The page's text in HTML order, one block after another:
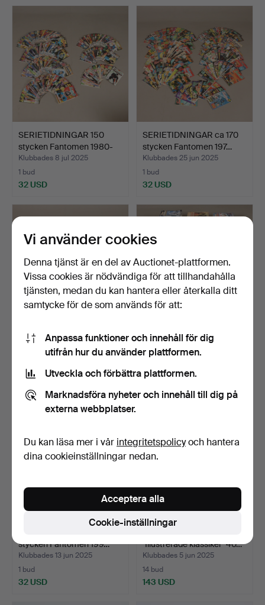
SERIETIDNINGAR 150
stycken Fantomen 1980-
0…
Klubbades 8 jul 2025
1 bud
32 USD
SERIETIDNINGAR ca 170
stycken Fantomen 197…
Klubbades 25 jun 2025
1 bud
32 USD
SERIETIDNINGAR ca 170
stycken Fantomen 197…
Klubbades 25 jun 2025
1 bud
SERIETIDNINGAR 145
stycken Fantomen 1980-
0…
Klubbades 14 jun 2025
1 bud
stycken Fantomen 199…
Klubbades 13 jun 2025
1 bud
32 USD
"Illustrerade klassiker" 40…
Klubbades 5 jun 2025
14 bud
143 USD
Vi använder cookies
Denna tjänst är en del av Auctionet-plattformen.
Vissa cookies är nödvändiga för att tillhandahålla
tjänsten, medan du kan hantera eller återkalla ditt
samtycke för de som används för att:
Anpassa funktioner och innehåll för dig
utifrån hur du använder plattformen.
Utveckla och förbättra plattformen.
Marknadsföra nyheter och innehåll till dig på
externa webbplatser.
Du kan läsa mer i vår integritetspolicyoch hantera
dina cookieinställningar nedan.
Cookie-inställningar
Acceptera alla